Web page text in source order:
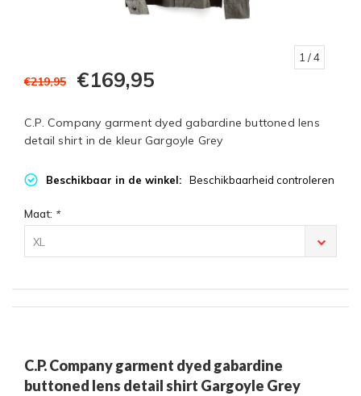
1 / 4
€219,95 €169,95
C.P. Company garment dyed gabardine buttoned lens
detail shirt in de kleur Gargoyle Grey
Beschikbaar in de winkel: Beschikbaarheid controleren
Maat: *
XL
C.P. Company garment dyed gabardine
buttoned lens detail shirt Gargoyle Grey